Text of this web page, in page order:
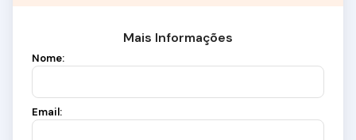
Mais Informações
Nome:
Email: